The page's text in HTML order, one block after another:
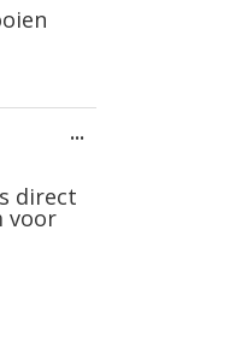
direct
voor
...